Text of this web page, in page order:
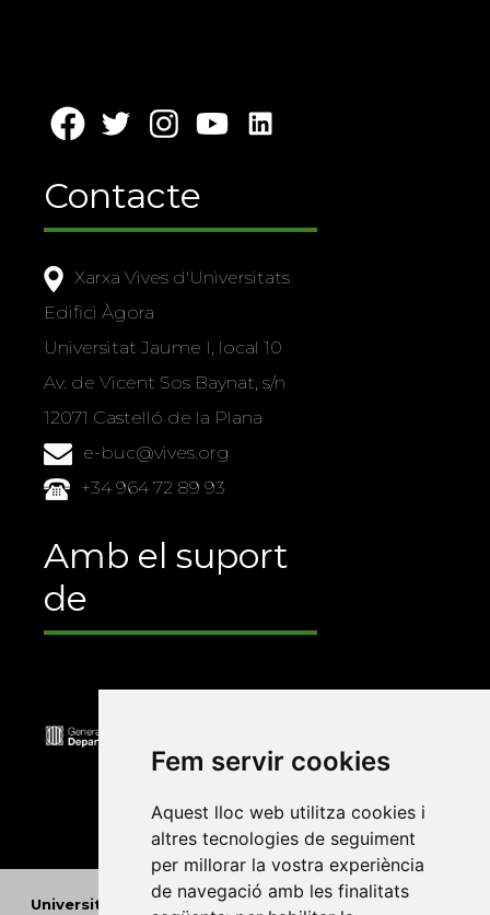
Fem servir cookies
Aquest lloc web utilitza cookies i
altres tecnologies de seguiment
per millorar la vostra experiència
de navegació amb les finalitats
Contacte
Xarxa Vives d'Universitats
Edifici Àgora
Universitat Jaume I, local 10
Av. de Vicent Sos Baynat, s/n
12071 Castelló de la Plana
e-buc@vives.org
+34 964 72 89 93
Amb el suport
de
Universitat Abat Oliba CEU • Universitat d'Alacant